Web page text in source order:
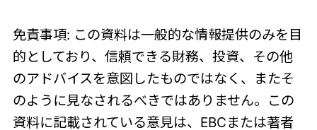
免責事項: この資料は一般的な情報提供のみを目
的としており、信頼できる財務、投資、その他
のアドバイスを意図したものではなく、またそ
のように見なされるべきではありません。この
資料に記載されている意見は、EBCまたは著者